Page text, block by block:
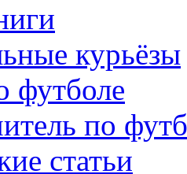
курьёзы
футболе
по
статьи